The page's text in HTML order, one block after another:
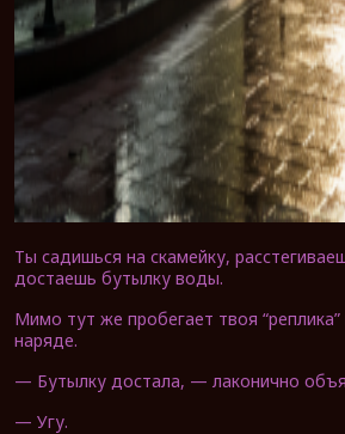
Ты садишься на скамейку,
достаешь бутылку воды.
Мимо тут же пробегает твоя
наряде.
— Бутылку достала, — лаконично
— Угу.